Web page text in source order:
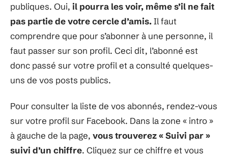
publiques. Oui, il pourra les voir, même s’il ne fait
pas partie de votre cercle d’amis.Il faut
comprendre que pour s’abonner à une personne, il
faut passer sur son profil. Ceci dit, l’abonné est
donc passé sur votre profil et a consulté quelques-
uns de vos posts publics.
Pour consulter la liste de vos abonnés, rendez-vous
sur votre profil sur Facebook. Dans la zone « intro »
à gauche de la page, vous trouverez « Suivi par »
suivi d’un chiffre. Cliquez sur ce chiffre et vous